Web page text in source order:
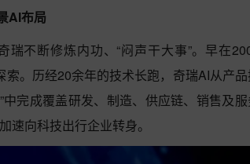
AI布局
瑞不断修炼内功、“闷声干大事”。早在
索。历经20余年的技术长跑，奇瑞AI从产
完成覆盖研发、制造、供应链、销售及服
速向科技出行企业转身。